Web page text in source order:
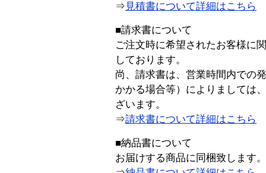
⇒ 見積書について詳細はこちら
■請求書について
ご注文時に希望されたお客様に
しております。
尚、請求書は、営業時間内での
かかる場合等）によりましては
ざいます。
⇒請求書について詳細はこちら
■納品書について
お届けする商品に同梱致します。